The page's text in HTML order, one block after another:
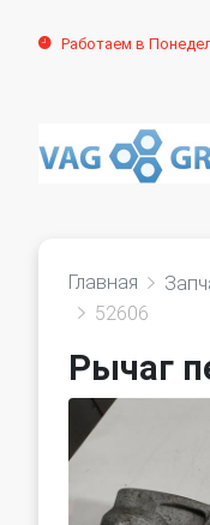
Работаем в
Главная
52606
Рычаг